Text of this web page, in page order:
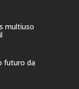
multiuso
futuro da